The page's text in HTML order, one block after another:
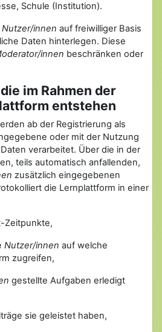
Schule (Institution).
Nutzer/innen auf freiwilliger Basis
Daten hinterlegen. Diese
innen beschränken oder
im Rahmen der
entstehen
ab der Registrierung als
oder mit der Nutzung
verarbeitet. Über die in der
teils automatisch anfallenden,
zusätzlich eingegebenen
die Lernplattform in einer
Nutzer/innen auf welche
zugreifen,
gestellte Aufgaben erledigt
sie geleistet haben,